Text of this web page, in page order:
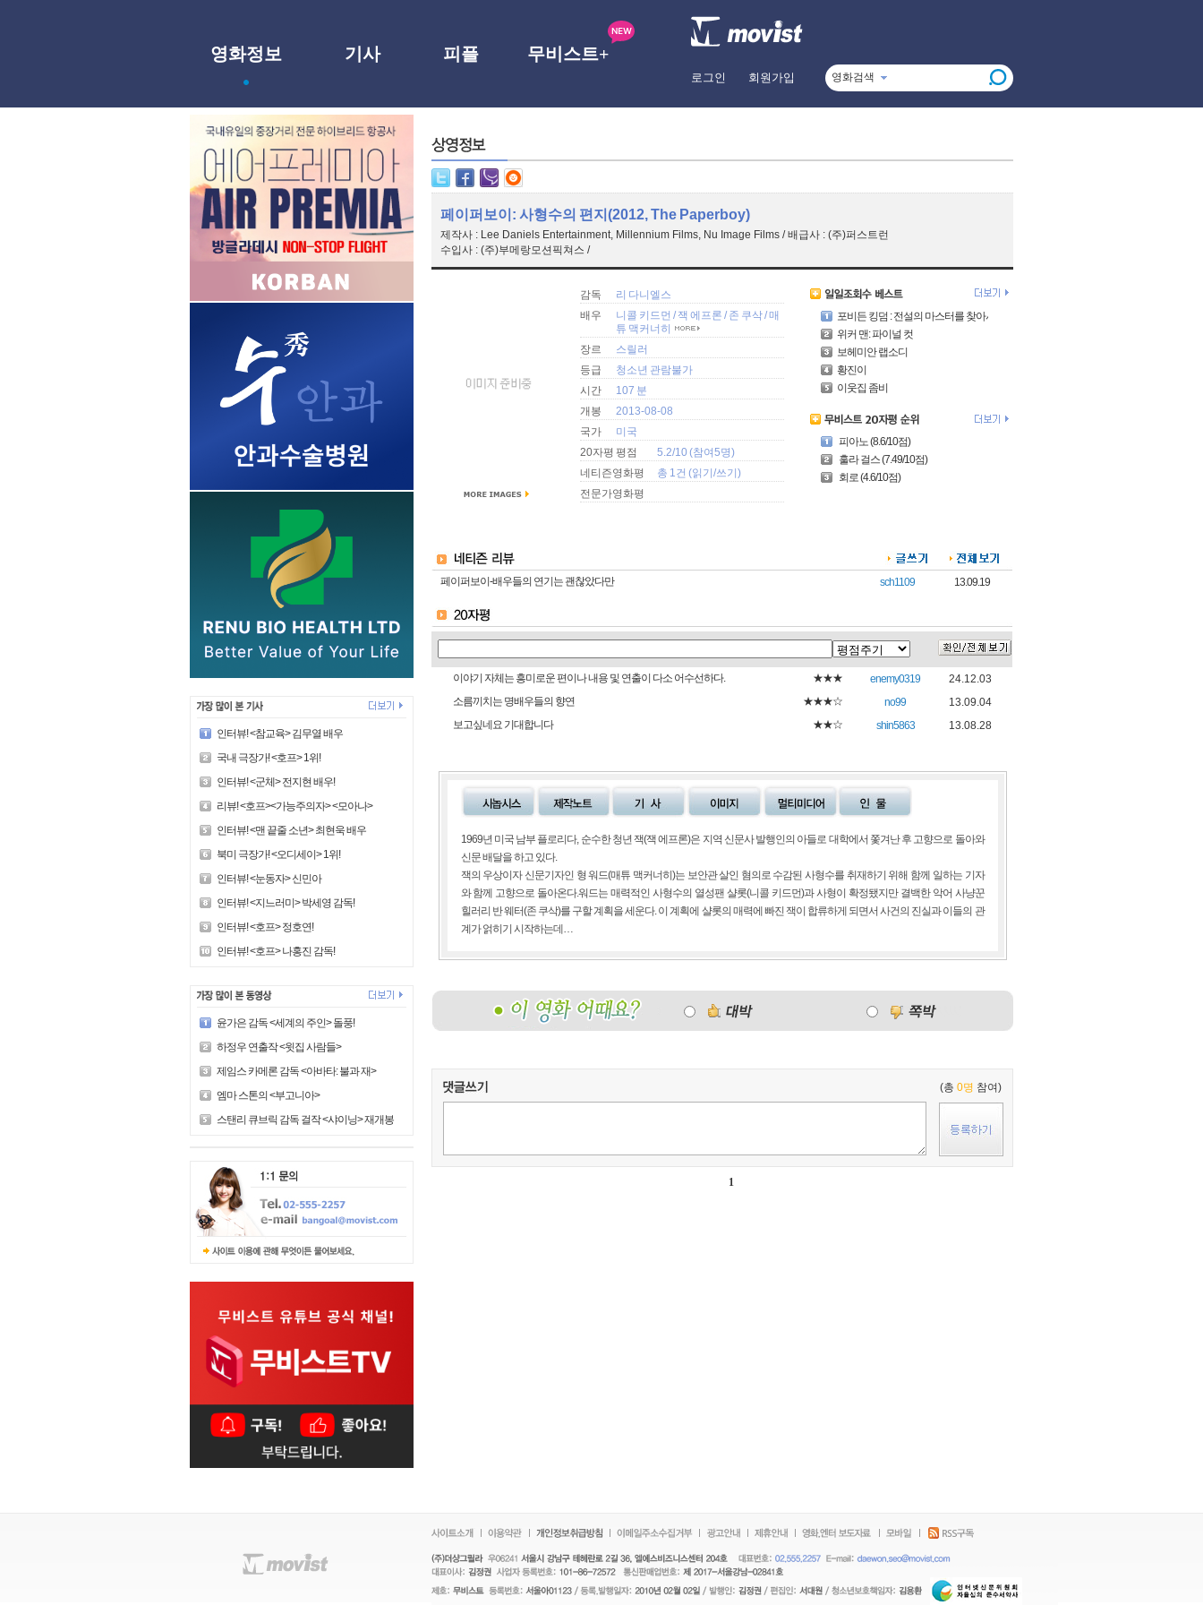
영화정보 기사 피플 무비스트+
로그인 회원가입 영화검색
인터뷰! <참교육> 김무열 배우
국내 극장가! <호프> 1위!
인터뷰! <군체> 전지현 배우!
리뷰! <호프><가능주의자> <모아나>
인터뷰! <맨 끝줄 소년> 최현욱 배우
북미 극장가! <오디세이> 1위!
인터뷰! <눈동자> 신민아
인터뷰! <지느러미> 박세영 감독!
인터뷰! <호프> 정호연!
인터뷰! <호프> 나홍진 감독!
윤가은 감독 <세계의 주인> 돌풍!
하정우 연출작 <윗집 사람들>
제임스 카메론 감독 <아바타: 불과 재>
엠마 스톤의 <부고니아>
스탠리 큐브릭 감독 걸작 <샤이닝> 재개봉!
페이퍼보이: 사형수의 편지(2012, The Paperboy)
제작사 : Lee Daniels Entertainment, Millennium Films, Nu Image Films / 배급사 : (주)퍼스트런
수입사 : (주)부메랑모션픽쳐스 /
감독
리 다니엘스
배우
니콜 키드먼 /잭 에프론 /존 쿠삭/매
튜 맥커너히
장르
스릴러
등급
청소년 관람불가
시간
107 분
개봉
2013-08-08
국가
미국
20자평 평점
5.2/10 (참여5명)
네티즌영화평
총 1건 (읽기 /쓰기 )
전문가영화평
포비든 킹덤 : 전설의 마스터를 찾아서
위커 맨: 파이널 컷
보헤미안 랩소디
황진이
이웃집 좀비
피아노 (8.6/10점)
훌라 걸스 (7.49/10점)
회로 (4.6/10점)
페이퍼보이-배우들의 연기는 괜찮았다만 sch1109 13.09.19
이야기 자체는 흥미로운 편이나 내용 및 연출이 다소 어수선하다. ★★★ enemy0319
24.12.03
소름끼치는 명배우들의 향연
★★★☆ no99
13.09.04
보고싶네요 기대합니다
★★☆ shin5863 13.08.28
1969년 미국 남부 플로리다, 순수한 청년 잭(잭 에프론)은 지역 신문사 발행인의 아들로 대학에서 쫓겨난 후 고향으로 돌아와
신문 배달을 하고 있다.
잭의 우상이자 신문기자인 형 워드(매튜 맥커너히)는 보안관 살인 혐의로 수감된 사형수를 취재하기 위해 함께 일하는 기자
와 함께 고향으로 돌아온다.워드는 매력적인 사형수의 열성팬 샬롯(니콜 키드먼)과 사형이 확정됐지만 결백한 악어 사냥꾼
힐러리 반 웨터(존 쿠삭)를 구할 계획을 세운다. 이 계획에 샬롯의 매력에 빠진 잭이 합류하게 되면서 사건의 진실과 이들의 관
계가 얽히기 시작하는데…
(총 0명 참여)
1